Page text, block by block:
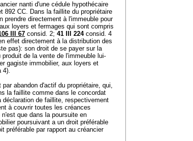
nanti d'une cédule hypothécaire
892 CC. Dans la faillite du propriétaire
prendre directement à l'immeuble pour
loyers et fermages qui sont compris
III 67 consid. 2; 41 III 224consid. 4
effet directement à la distribution des
pas): son droit de se payer sur la
de la vente de l'immeuble lui-
gagiste immobilier, aux loyers et
4).
abandon d'actif du propriétaire, qui,
la faillite comme dans le concordat
de faillite, respectivement
à couvrir toutes les créances
que dans la poursuite en
poursuivant a un droit préférable
préférable par rapport au créancier